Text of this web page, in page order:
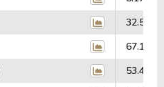
32.59%
67.16%
53.49%